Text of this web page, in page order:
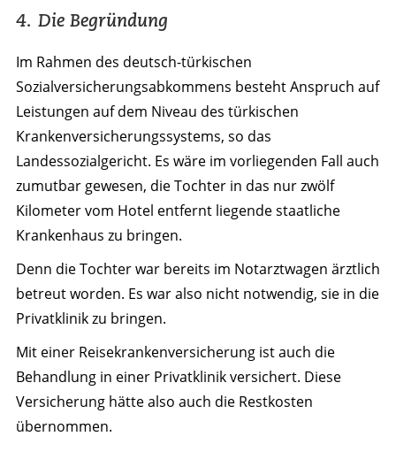
4. Die Begründung
Im Rahmen des deutsch-türkischen
Sozialversicherungsabkommens besteht Anspruch auf
Leistungen auf dem Niveau des türkischen
Krankenversicherungssystems, so das
Landessozialgericht. Es wäre im vorliegenden Fall auch
zumutbar gewesen, die Tochter in das nur zwölf
Kilometer vom Hotel entfernt liegende staatliche
Krankenhaus zu bringen.
Denn die Tochter war bereits im Notarztwagen ärztlich
betreut worden. Es war also nicht notwendig, sie in die
Privatklinik zu bringen.
Mit einer Reisekrankenversicherung ist auch die
Behandlung in einer Privatklinik versichert. Diese
Versicherung hätte also auch die Restkosten
übernommen.